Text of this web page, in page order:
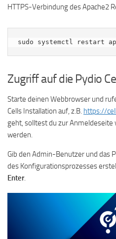
HTTPS-Verbindung des Apache2
sudo systemctl restart
Zugriff auf die Pydio
Starte deinen Webbrowser und
Cells Installation auf, z.B. https://
geht, solltest du zur
werden.
Gib den Admin-Benutzer und das
des Konfigurationsprozesses
Enter.